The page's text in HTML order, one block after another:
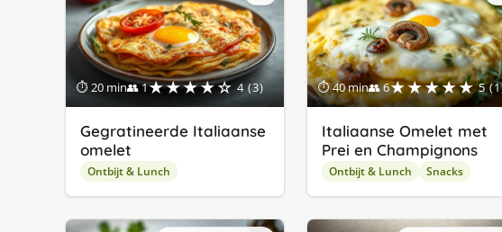
⏱ 20 min👥 1★★★★☆ 4 (3)
Gegratineerde Italiaanse
omelet
Ontbijt & Lunch
⏱ 40 min👥 6★★★★★ 5
Italiaanse Omelet met
Prei en Champignons
Ontbijt & Lunch Snacks